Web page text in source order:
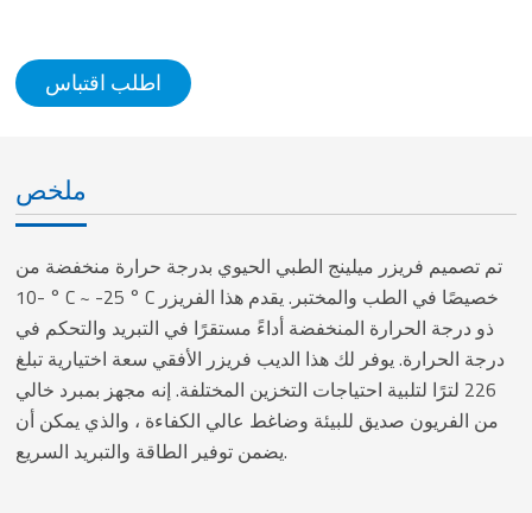
اطلب اقتباس
ملخص
تم تصميم فريزر ميلينج الطبي الحيوي بدرجة حرارة منخفضة من
-10 ° C ~ -25 ° C خصيصًا في الطب والمختبر. يقدم هذا الفريزر
ذو درجة الحرارة المنخفضة أداءً مستقرًا في التبريد والتحكم في
درجة الحرارة. يوفر لك هذا الديب فريزر الأفقي سعة اختيارية تبلغ
226 لترًا لتلبية احتياجات التخزين المختلفة. إنه مجهز بمبرد خالي
من الفريون صديق للبيئة وضاغط عالي الكفاءة ، والذي يمكن أن
يضمن توفير الطاقة والتبريد السريع.